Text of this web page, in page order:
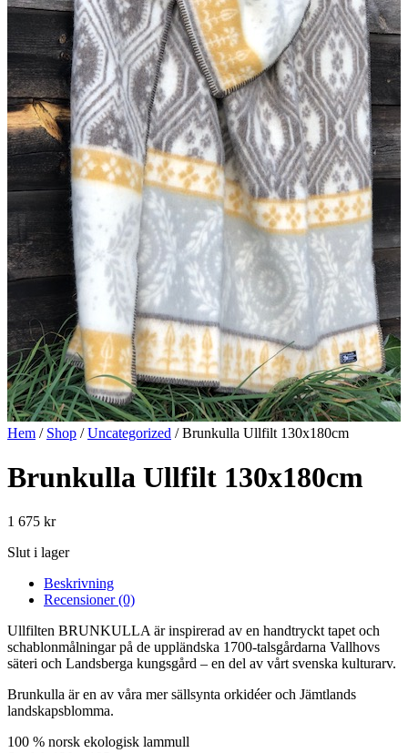
Hem / Shop /Uncategorized / Brunkulla Ullfilt 130x180cm
Brunkulla Ullfilt 130x180cm
1 675 kr
Slut i lager
Beskrivning
Recensioner (0)
Ullfilten BRUNKULLA är inspirerad av en handtryckt tapet och
schablonmålningar på de uppländska 1700-talsgårdarna Vallhovs
säteri och Landsberga kungsgård – en del av vårt svenska kulturarv.
Brunkulla är en av våra mer sällsynta orkidéer och Jämtlands
landskapsblomma.
100 % norsk ekologisk lammull